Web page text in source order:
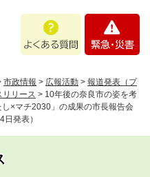
あ
問
・
市政情報 > 広報活動 > 報道発表（プ
リリース > 10年後の奈良市の姿を考
×マチ2030」の成果の市長報告会
発表）